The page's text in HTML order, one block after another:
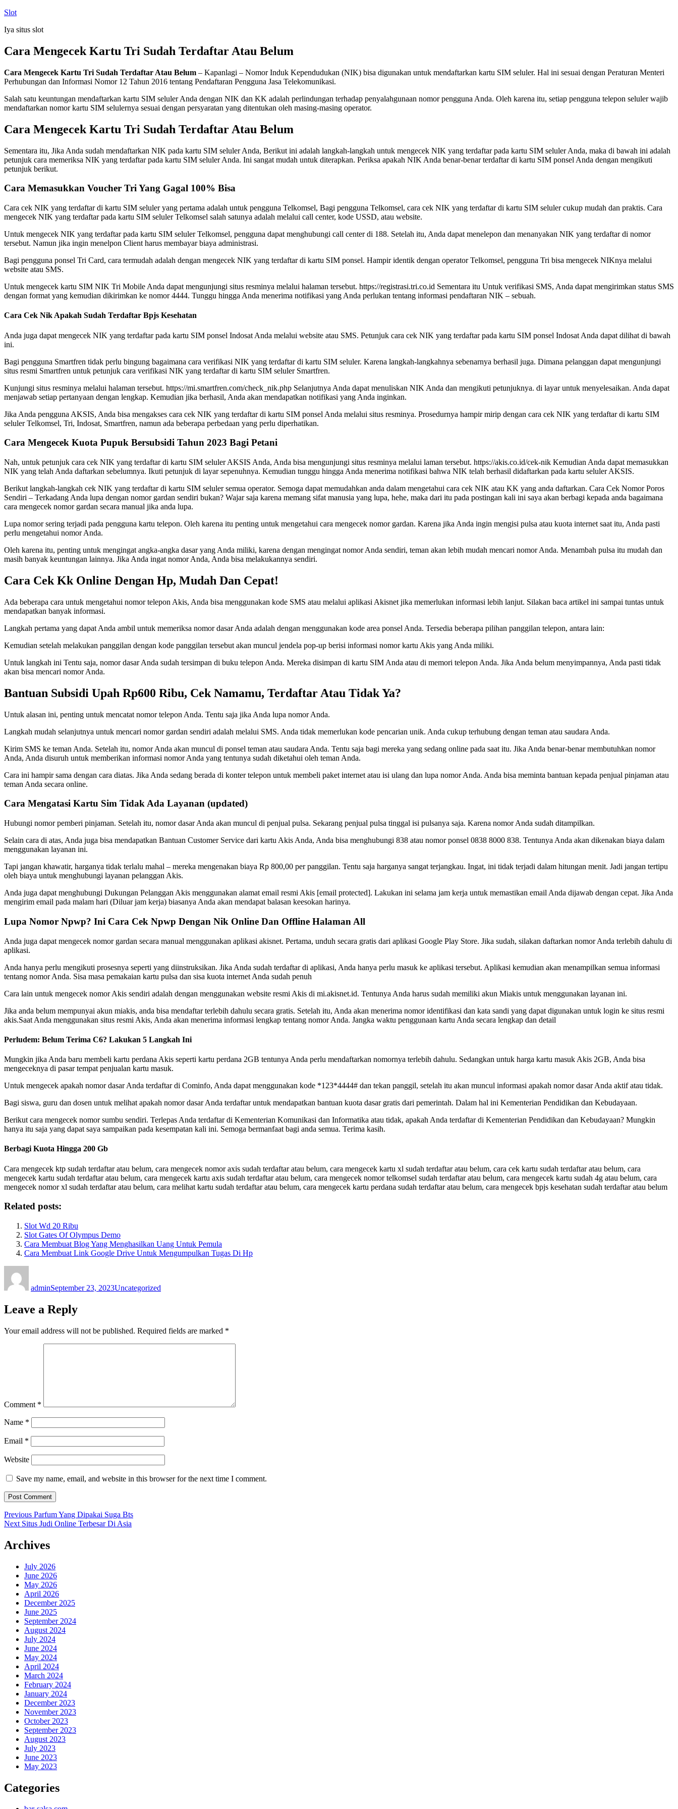
Skip
content
Slot
Iya situs slot
Cara Mengecek Kartu Tri Sudah Terdaftar Atau Belum
Cara Mengecek Kartu Tri Sudah Terdaftar Atau Belum – Kapanlagi – Nomor Induk Kependudukan (NIK) bisa digunakan untuk mendaftarkan kartu SIM seluler. Hal ini sesuai dengan Peraturan Menteri
Perhubungan dan Informasi Nomor 12 Tahun 2016 tentang Pendaftaran Pengguna Jasa Telekomunikasi.
Salah satu keuntungan mendaftarkan kartu SIM seluler Anda dengan NIK dan KK adalah perlindungan terhadap penyalahgunaan nomor pengguna Anda. Oleh karena itu, setiap pengguna telepon seluler wajib
mendaftarkan nomor kartu SIM selulernya sesuai dengan persyaratan yang ditentukan oleh masing-masing operator.
Cara Mengecek Kartu Tri Sudah Terdaftar Atau Belum
Sementara itu, Jika Anda sudah mendaftarkan NIK pada kartu SIM seluler Anda, Berikut ini adalah langkah-langkah untuk mengecek NIK yang terdaftar pada kartu SIM seluler Anda, maka di bawah ini adalah
petunjuk cara memeriksa NIK yang terdaftar pada kartu SIM seluler Anda. Ini sangat mudah untuk diterapkan. Periksa apakah NIK Anda benar-benar terdaftar di kartu SIM ponsel Anda dengan mengikuti
petunjuk berikut.
Cara Memasukkan Voucher Tri Yang Gagal 100% Bisa
Cara cek NIK yang terdaftar di kartu SIM seluler yang pertama adalah untuk pengguna Telkomsel, Bagi pengguna Telkomsel, cara cek NIK yang terdaftar di kartu SIM seluler cukup mudah dan praktis. Cara
mengecek NIK yang terdaftar pada kartu SIM seluler Telkomsel salah satunya adalah melalui call center, kode USSD, atau website.
Untuk mengecek NIK yang terdaftar pada kartu SIM seluler Telkomsel, pengguna dapat menghubungi call center di 188. Setelah itu, Anda dapat menelepon dan menanyakan NIK yang terdaftar di nomor
tersebut. Namun jika ingin menelpon Client harus membayar biaya administrasi.
Bagi pengguna ponsel Tri Card, cara termudah adalah dengan mengecek NIK yang terdaftar di kartu SIM ponsel. Hampir identik dengan operator Telkomsel, pengguna Tri bisa mengecek NIKnya melalui
website atau SMS.
Untuk mengecek kartu SIM NIK Tri Mobile Anda dapat mengunjungi situs resminya melalui halaman tersebut. https://registrasi.tri.co.id Sementara itu Untuk verifikasi SMS, Anda dapat mengirimkan status SMS
dengan format yang kemudian dikirimkan ke nomor 4444. Tunggu hingga Anda menerima notifikasi yang Anda perlukan tentang informasi pendaftaran NIK – sebuah.
Cara Cek Nik Apakah Sudah Terdaftar Bpjs Kesehatan
Anda juga dapat mengecek NIK yang terdaftar pada kartu SIM ponsel Indosat Anda melalui website atau SMS. Petunjuk cara cek NIK yang terdaftar pada kartu SIM ponsel Indosat Anda dapat dilihat di bawah
ini.
Bagi pengguna Smartfren tidak perlu bingung bagaimana cara verifikasi NIK yang terdaftar di kartu SIM seluler. Karena langkah-langkahnya sebenarnya berhasil juga. Dimana pelanggan dapat mengunjungi
situs resmi Smartfren untuk petunjuk cara verifikasi NIK yang terdaftar di kartu SIM seluler Smartfren.
Kunjungi situs resminya melalui halaman tersebut. https://mi.smartfren.com/check_nik.php Selanjutnya Anda dapat menuliskan NIK Anda dan mengikuti petunjuknya. di layar untuk menyelesaikan. Anda dapat
menjawab setiap pertanyaan dengan lengkap. Kemudian jika berhasil, Anda akan mendapatkan notifikasi yang Anda inginkan.
Jika Anda pengguna AKSIS, Anda bisa mengakses cara cek NIK yang terdaftar di kartu SIM ponsel Anda melalui situs resminya. Prosedurnya hampir mirip dengan cara cek NIK yang terdaftar di kartu SIM
seluler Telkomsel, Tri, Indosat, Smartfren, namun ada beberapa perbedaan yang perlu diperhatikan.
Cara Mengecek Kuota Pupuk Bersubsidi Tahun 2023 Bagi Petani
Nah, untuk petunjuk cara cek NIK yang terdaftar di kartu SIM seluler AKSIS Anda, Anda bisa mengunjungi situs resminya melalui laman tersebut. https://akis.co.id/cek-nik Kemudian Anda dapat memasukkan
NIK yang telah Anda daftarkan sebelumnya. Ikuti petunjuk di layar sepenuhnya. Kemudian tunggu hingga Anda menerima notifikasi bahwa NIK telah berhasil didaftarkan pada kartu seluler AKSIS.
Berikut langkah-langkah cek NIK yang terdaftar di kartu SIM seluler semua operator. Semoga dapat memudahkan anda dalam mengetahui cara cek NIK atau KK yang anda daftarkan. Cara Cek Nomor Poros
Sendiri – Terkadang Anda lupa dengan nomor gardan sendiri bukan? Wajar saja karena memang sifat manusia yang lupa, hehe, maka dari itu pada postingan kali ini saya akan berbagi kepada anda bagaimana
cara mengecek nomor gardan secara manual jika anda lupa.
Lupa nomor sering terjadi pada pengguna kartu telepon. Oleh karena itu penting untuk mengetahui cara mengecek nomor gardan. Karena jika Anda ingin mengisi pulsa atau kuota internet saat itu, Anda pasti
perlu mengetahui nomor Anda.
Oleh karena itu, penting untuk mengingat angka-angka dasar yang Anda miliki, karena dengan mengingat nomor Anda sendiri, teman akan lebih mudah mencari nomor Anda. Menambah pulsa itu mudah dan
masih banyak keuntungan lainnya. Jika Anda ingat nomor Anda, Anda bisa melakukannya sendiri.
Cara Cek Kk Online Dengan Hp, Mudah Dan Cepat!
Ada beberapa cara untuk mengetahui nomor telepon Akis, Anda bisa menggunakan kode SMS atau melalui aplikasi Akisnet jika memerlukan informasi lebih lanjut. Silakan baca artikel ini sampai tuntas untuk
mendapatkan banyak informasi.
Langkah pertama yang dapat Anda ambil untuk memeriksa nomor dasar Anda adalah dengan menggunakan kode area ponsel Anda. Tersedia beberapa pilihan panggilan telepon, antara lain:
Kemudian setelah melakukan panggilan dengan kode panggilan tersebut akan muncul jendela pop-up berisi informasi nomor kartu Akis yang Anda miliki.
Untuk langkah ini Tentu saja, nomor dasar Anda sudah tersimpan di buku telepon Anda. Mereka disimpan di kartu SIM Anda atau di memori telepon Anda. Jika Anda belum menyimpannya, Anda pasti tidak
akan bisa mencari nomor Anda.
Bantuan Subsidi Upah Rp600 Ribu, Cek Namamu, Terdaftar Atau Tidak Ya?
Untuk alasan ini, penting untuk mencatat nomor telepon Anda. Tentu saja jika Anda lupa nomor Anda.
Langkah mudah selanjutnya untuk mencari nomor gardan sendiri adalah melalui SMS. Anda tidak memerlukan kode pencarian unik. Anda cukup terhubung dengan teman atau saudara Anda.
Kirim SMS ke teman Anda. Setelah itu, nomor Anda akan muncul di ponsel teman atau saudara Anda. Tentu saja bagi mereka yang sedang online pada saat itu. Jika Anda benar-benar membutuhkan nomor
Anda, Anda disuruh untuk memberikan informasi nomor Anda yang tentunya sudah diketahui oleh teman Anda.
Cara ini hampir sama dengan cara diatas. Jika Anda sedang berada di konter telepon untuk membeli paket internet atau isi ulang dan lupa nomor Anda. Anda bisa meminta bantuan kepada penjual pinjaman atau
teman Anda secara online.
Cara Mengatasi Kartu Sim Tidak Ada Layanan (updated)
Hubungi nomor pemberi pinjaman. Setelah itu, nomor dasar Anda akan muncul di penjual pulsa. Sekarang penjual pulsa tinggal isi pulsanya saja. Karena nomor Anda sudah ditampilkan.
Selain cara di atas, Anda juga bisa mendapatkan Bantuan Customer Service dari kartu Akis Anda, Anda bisa menghubungi 838 atau nomor ponsel 0838 8000 838. Tentunya Anda akan dikenakan biaya dalam
menggunakan layanan ini.
Tapi jangan khawatir, harganya tidak terlalu mahal – mereka mengenakan biaya Rp 800,00 per panggilan. Tentu saja harganya sangat terjangkau. Ingat, ini tidak terjadi dalam hitungan menit. Jadi jangan tertipu
oleh biaya untuk menghubungi layanan pelanggan Akis.
Anda juga dapat menghubungi Dukungan Pelanggan Akis menggunakan alamat email resmi Akis [email protected]. Lakukan ini selama jam kerja untuk memastikan email Anda dijawab dengan cepat. Jika Anda
mengirim email pada malam hari (Diluar jam kerja) biasanya Anda akan mendapat balasan keesokan harinya.
Lupa Nomor Npwp? Ini Cara Cek Npwp Dengan Nik Online Dan Offline Halaman All
Anda juga dapat mengecek nomor gardan secara manual menggunakan aplikasi akisnet. Pertama, unduh secara gratis dari aplikasi Google Play Store. Jika sudah, silakan daftarkan nomor Anda terlebih dahulu di
aplikasi.
Anda hanya perlu mengikuti prosesnya seperti yang diinstruksikan. Jika Anda sudah terdaftar di aplikasi, Anda hanya perlu masuk ke aplikasi tersebut. Aplikasi kemudian akan menampilkan semua informasi
tentang nomor Anda. Sisa masa pemakaian kartu pulsa dan sisa kuota internet Anda sudah penuh
Cara lain untuk mengecek nomor Akis sendiri adalah dengan menggunakan website resmi Akis di mi.akisnet.id. Tentunya Anda harus sudah memiliki akun Miakis untuk menggunakan layanan ini.
Jika anda belum mempunyai akun miakis, anda bisa mendaftar terlebih dahulu secara gratis. Setelah itu, Anda akan menerima nomor identifikasi dan kata sandi yang dapat digunakan untuk login ke situs resmi
akis.Saat Anda menggunakan situs resmi Akis, Anda akan menerima informasi lengkap tentang nomor Anda. Jangka waktu penggunaan kartu Anda secara lengkap dan detail
Perludem: Belum Terima C6? Lakukan 5 Langkah Ini
Mungkin jika Anda baru membeli kartu perdana Akis seperti kartu perdana 2GB tentunya Anda perlu mendaftarkan nomornya terlebih dahulu. Sedangkan untuk harga kartu masuk Akis 2GB, Anda bisa
mengeceknya di pasar tempat penjualan kartu masuk.
Untuk mengecek apakah nomor dasar Anda terdaftar di Cominfo, Anda dapat menggunakan kode *123*4444# dan tekan panggil, setelah itu akan muncul informasi apakah nomor dasar Anda aktif atau tidak.
Bagi siswa, guru dan dosen untuk melihat apakah nomor dasar Anda terdaftar untuk mendapatkan bantuan kuota dasar gratis dari pemerintah. Dalam hal ini Kementerian Pendidikan dan Kebudayaan.
Berikut cara mengecek nomor sumbu sendiri. Terlepas Anda terdaftar di Kementerian Komunikasi dan Informatika atau tidak, apakah Anda terdaftar di Kementerian Pendidikan dan Kebudayaan? Mungkin
hanya itu saja yang dapat saya sampaikan pada kesempatan kali ini. Semoga bermanfaat bagi anda semua. Terima kasih.
Berbagi Kuota Hingga 200 Gb
Cara mengecek ktp sudah terdaftar atau belum, cara mengecek nomor axis sudah terdaftar atau belum, cara mengecek kartu xl sudah terdaftar atau belum, cara cek kartu sudah terdaftar atau belum, cara
mengecek kartu sudah terdaftar atau belum, cara mengecek kartu axis sudah terdaftar atau belum, cara mengecek nomor telkomsel sudah terdaftar atau belum, cara mengecek kartu sudah 4g atau belum, cara
mengecek nomor xl sudah terdaftar atau belum, cara melihat kartu sudah terdaftar atau belum, cara mengecek kartu perdana sudah terdaftar atau belum, cara mengecek bpjs kesehatan sudah terdaftar atau belum
Related posts:
Slot Wd 20 Ribu
Slot Gates Of Olympus Demo
Cara Membuat Blog Yang Menghasilkan Uang Untuk Pemula
Cara Membuat Link Google Drive Untuk Mengumpulkan Tugas Di Hp
adminSeptember 23, 2023Uncategorized
Leave a Reply
Your email address will not be published. Required fields are marked *
Comment *
Name *
Email *
Website
Save my name, email, and website in this browser for the next time I comment.
Post
navigation
Previous Previous
post:
Parfum Yang Dipakai Suga Bts
Next Next
Situs Judi Online Terbesar Di Asia
Archives
July 2026
June 2026
May 2026
April 2026
December 2025
June 2025
September 2024
August 2024
July 2024
June 2024
May 2024
April 2024
March 2024
February 2024
January 2024
December 2023
November 2023
October 2023
September 2023
August 2023
July 2023
June 2023
May 2023
Categories